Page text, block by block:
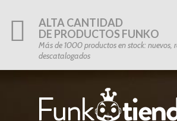
ALTA CANTIDAD
DE PRODUCTOS FUNKO
Más de 1000 productos en stock: nuevos,
descatalogados